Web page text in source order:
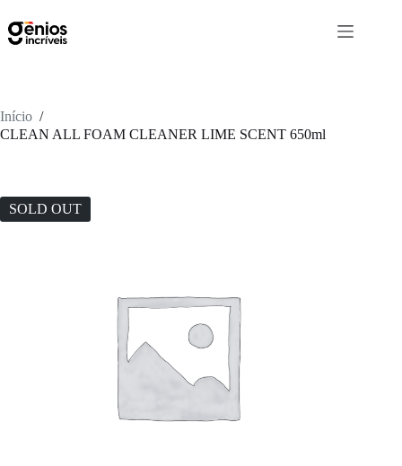
Início /
CLEAN ALL FOAM CLEANER LIME SCENT 650ml
SOLD OUT